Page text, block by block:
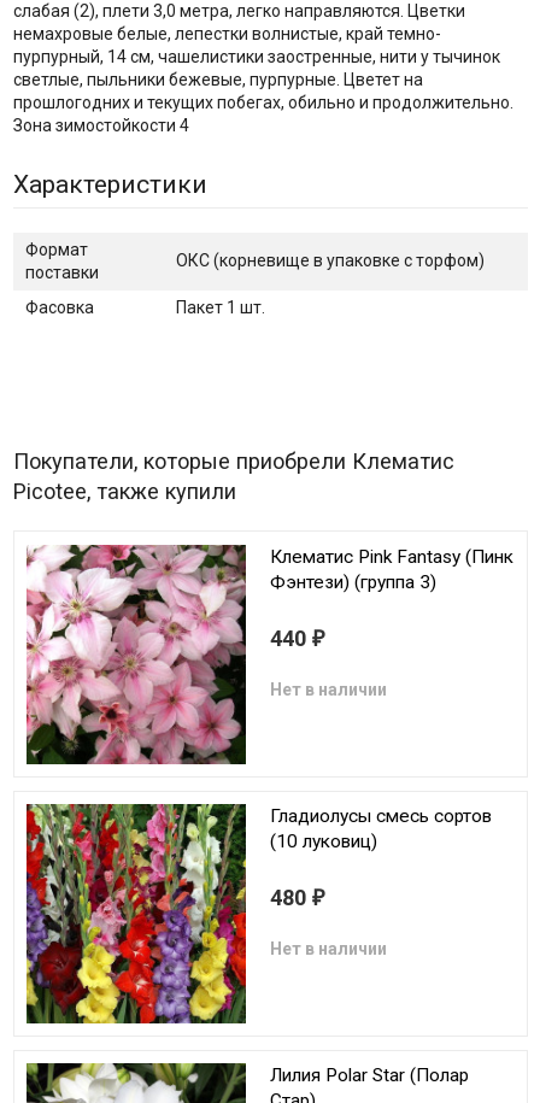
слабая (2), плети 3,0 метра, легко направляются. Цветки
немахровые белые, лепестки волнистые, край темно-
пурпурный, 14 см, чашелистики заостренные, нити у тычинок
светлые, пыльники бежевые, пурпурные. Цветет на
прошлогодних и текущих побегах, обильно и продолжительно.
Зона зимостойкости 4
Характеристики
Формат
поставки
ОКС (корневище в упаковке с торфом)
Фасовка Пакет 1 шт.
Покупатели, которые приобрели Клематис
Picotee, также купили
Клематис Pink Fantasy (Пинк
Фэнтези) (группа 3)
440 ₽
Нет в наличии
Гладиолусы смесь сортов
(10 луковиц)
480 ₽
Нет в наличии
Лилия Polar Star (Полар